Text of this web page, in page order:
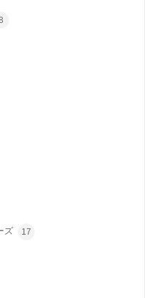
ズ 17